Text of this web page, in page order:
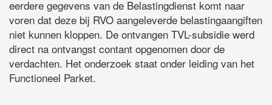
eerdere gegevens van de Belastingdienst komt naar
voren dat deze bij RVO aangeleverde belastingaangiften
niet kunnen kloppen. De ontvangen TVL-subsidie werd
direct na ontvangst contant opgenomen door de
verdachten. Het onderzoek staat onder leiding van het
Functioneel Parket.